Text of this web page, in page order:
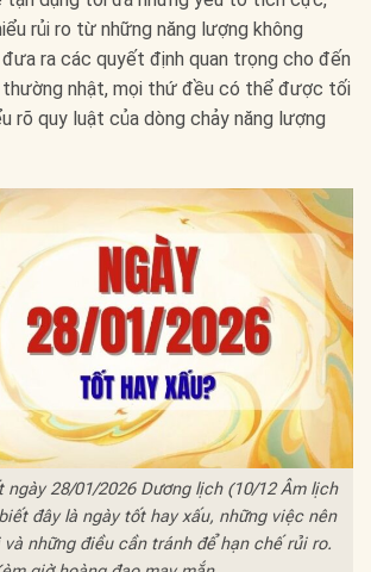
rủi ro từ những năng lượng không
ra các quyết định quan trọng cho đến
nhật, mọi thứ đều có thể được tối
rõ quy luật của dòng chảy năng lượng
28/01/2026 Dương lịch (10/12 Âm lịch
đây là ngày tốt hay xấu, những việc nên
những điều cần tránh để hạn chế rủi ro.